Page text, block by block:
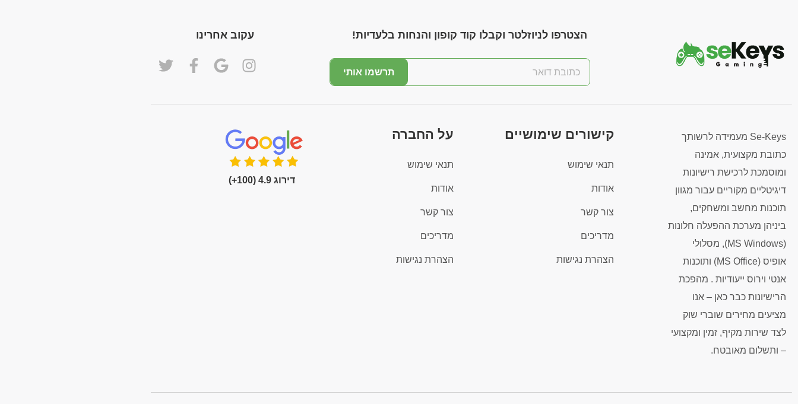
הצטרפו לניוזלטר וקבלו קוד קופון והנחות בלעדיות!
תרשמו אותי
עקוב אחרינו
Se-Keys מעמידה לרשותך
כתובת מקצועית, אמינה
ומוסמכת לרכישת רישיונות
דיגיטליים מקוריים עבור מגוון
תוכנות מחשב ומשחקים,
ביניהן מערכת ההפעלה חלונות
(MS Windows), מסלולי
אופיס (MS Office) ותוכנות
אנטי וירוס ייעודיות . מהפכת
הרישיונות כבר כאן – אנו
מציעים מחירים שוברי שוק
לצד שירות מקיף, זמין ומקצועי
– ותשלום מאובטח.
קישורים שימושיים
תנאי שימוש
אודות
צור קשר
מדריכים
הצהרת נגישות
על החברה
תנאי שימוש
אודות
צור קשר
מדריכים
הצהרת נגישות
דירוג 4.9 (100+)